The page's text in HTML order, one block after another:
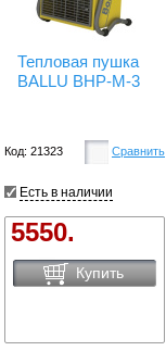
Тепловая пушка
BALLU BHP-M-3
Код: 21323 Сравнить
Есть в наличии
5550.
Купить